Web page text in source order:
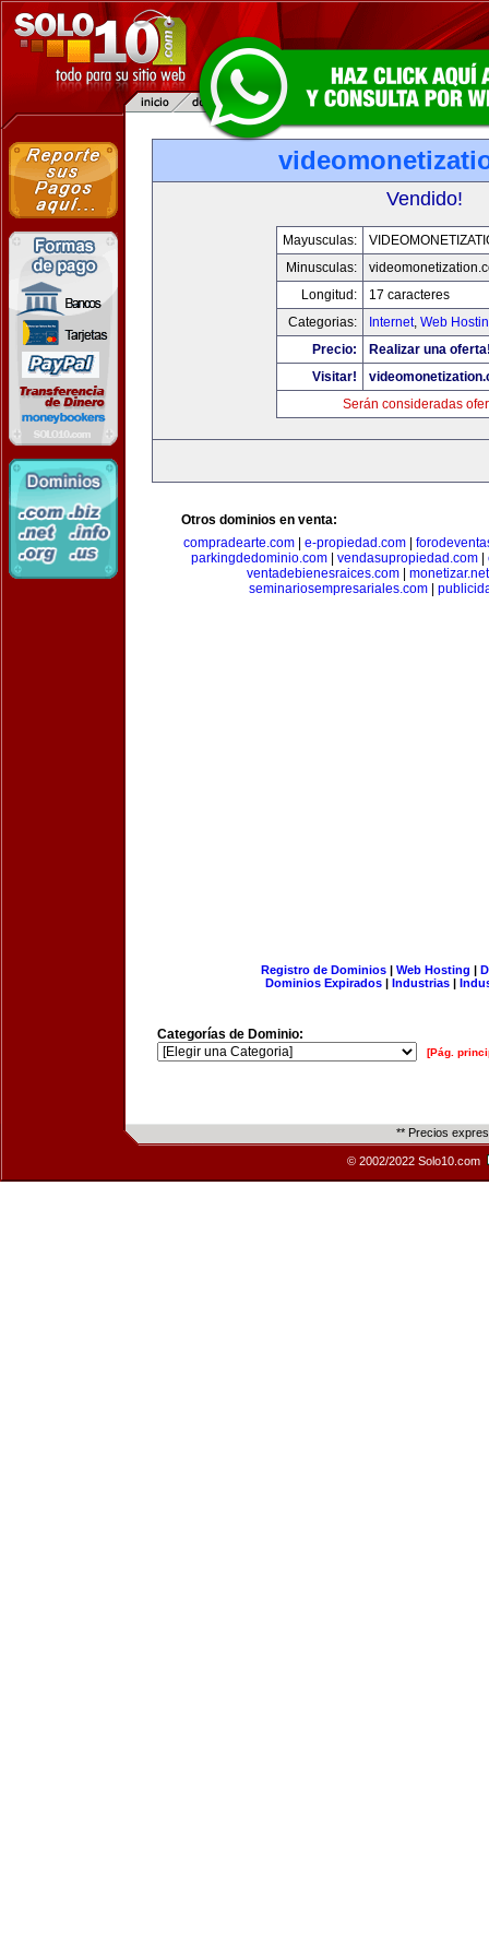
Vendido!
Mayusculas:
Minusculas:
Longitud:
17 caracteres
Categorias:
Internet, Web
Precio:
Realizar una
Visitar!
Serán consideradas
Otros dominios en venta:
compradearte.com
e-propiedad.com
parkingdedominio.com| vendasupropiedad.com|
ventadebienesraices.com
monetizar.net
seminariosempresariales.com
Registro de Dominios| Web Hosting |
Dominios Expirados | Industrias |
Categorías de Dominio:
[Pág.
** Precios
© 2002/2022 Solo10.com